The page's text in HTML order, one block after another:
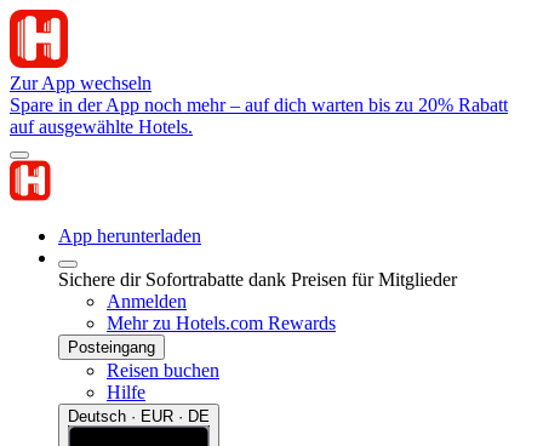
Zur App wechseln
Spare in der App noch mehr – auf dich warten bis zu 20% Rabatt
auf ausgewählte Hotels.
App herunterladen
Sichere dir Sofortrabatte dank Preisen für Mitglieder
Anmelden
Mehr zu Hotels.com Rewards
Posteingang
Reisen buchen
Hilfe
Deutsch · EUR · DE